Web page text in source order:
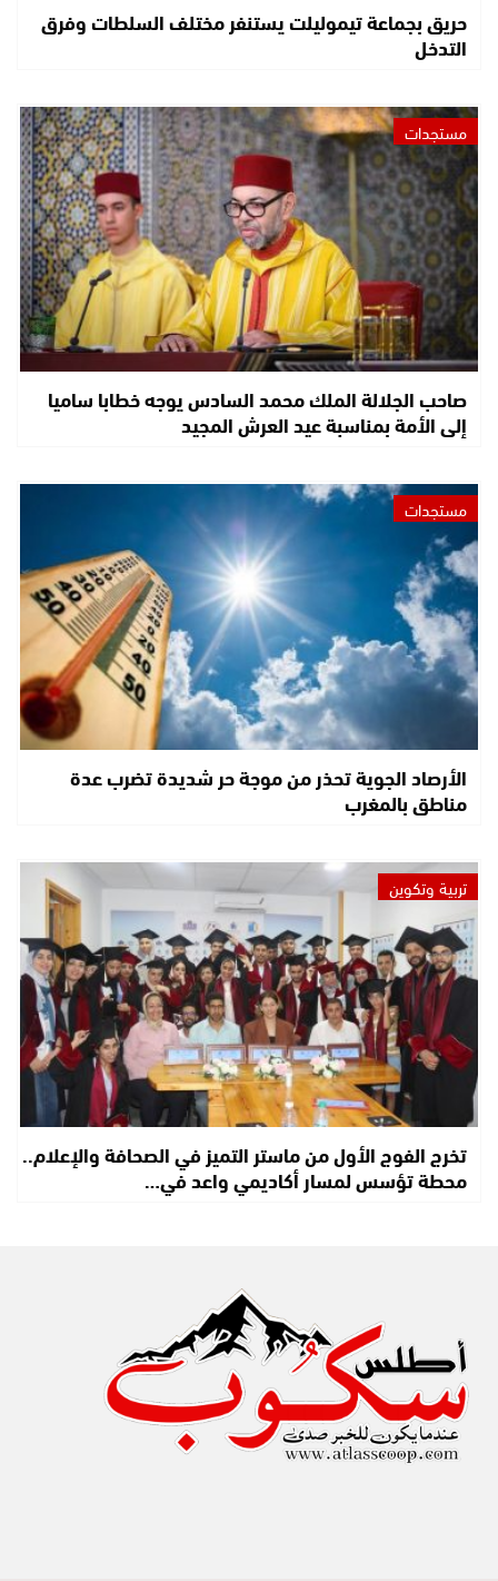
حريق بجماعة تيموليلت يستنفر مختلف السلطات وفرق
التدخل
مستجدات
صاحب الجلالة الملك محمد السادس يوجه خطابا ساميا
إلى الأمة بمناسبة عيد العرش المجيد
مستجدات
الأرصاد الجوية تحذر من موجة حر شديدة تضرب عدة
مناطق بالمغرب
تربية وتكوين
تخرج الفوج الأول من ماستر التميز في الصحافة والإعلام..
محطة تؤسس لمسار أكاديمي واعد في…